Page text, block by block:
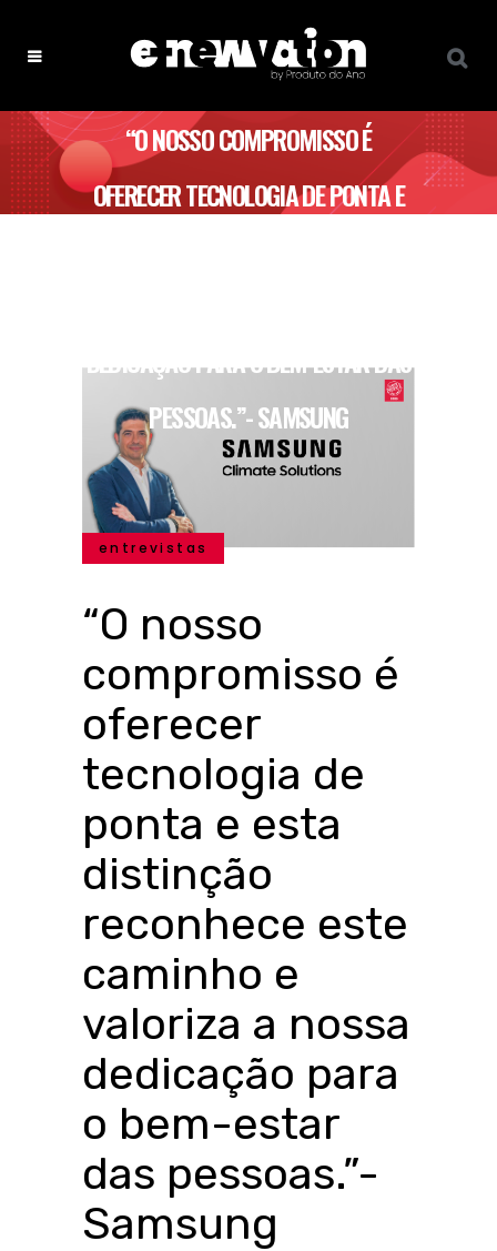
“O NOSSO COMPROMISSO É
OFERECER TECNOLOGIA DE PONTA E
DEDICAÇÃO PARA O BEM-ESTAR DAS
PESSOAS.”- SAMSUNG
entrevistas
“O nosso
compromisso é
oferecer
tecnologia de
ponta e esta
distinção
reconhece este
caminho e
valoriza a nossa
dedicação para
o bem-estar
das pessoas.”-
Samsung